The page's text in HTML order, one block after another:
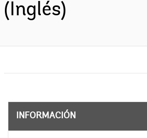
(Inglés)
INFORMACIÓN